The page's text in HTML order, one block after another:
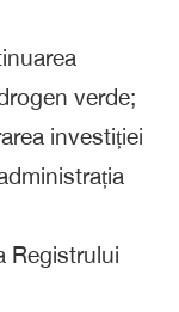
verde;
investiției
Registrului